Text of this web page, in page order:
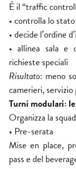
È il “traffic
• controlla lo
• decide l’ordine
• allinea sala e
richieste speciali
Risultato: meno
camerieri,
Turni modulari:
Organizza la
• Pre-serata
Mise en place,
pass e del